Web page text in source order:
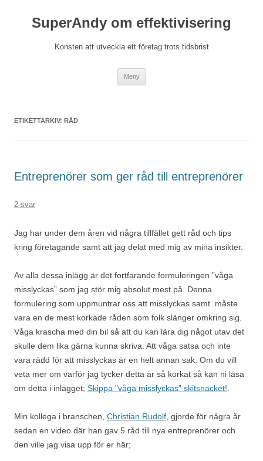
innehållSuperAndy om effektivisering
Konsten att utveckla ett företag trots tidsbrist
Meny
ETIKETTARKIV: RÅD
Entreprenörer som ger råd till entreprenörer
2 svar
Jag har under dem åren vid några tillfället gett råd och tips
kring företagande samt att jag delat med mig av mina insikter.
Av alla dessa inlägg är det fortfarande formuleringen ”våga
misslyckas” som jag stör mig absolut mest på. Denna
formulering som uppmuntrar oss att misslyckas samt måste
vara en de mest korkade råden som folk slänger omkring sig.
Våga krascha med din bil så att du kan lära dig något utav det
skulle dem lika gärna kunna skriva. Att våga satsa och inte
vara rädd för att misslyckas är en helt annan sak. Om du vill
veta mer om varför jag tycker detta är så korkat så kan ni läsa
om detta i inlägget; Skippa ”våga misslyckas” skitsnacket!
Min kollega i branschen, Christian Rudolf , gjorde för några år
sedan en video där han gav 5 råd till nya entreprenörer och
den ville jag visa upp för er här;